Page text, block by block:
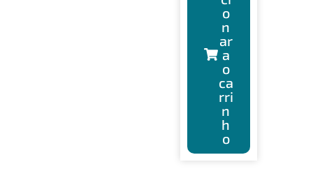
o
n
ar
a
o
ca
rri
n
h
o